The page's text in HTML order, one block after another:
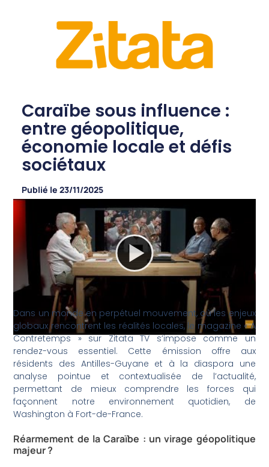
Caraïbe sous influence :
entre géopolitique,
économie locale et défis
sociétaux
Publié le 23/11/2025
Dans un monde en perpétuel mouvement, où les enjeux
globaux rencontrent les réalités locales, le magazine « A
Contretemps » sur Zitata TV s’impose comme un
rendez-vous essentiel. Cette émission offre aux
résidents des Antilles-Guyane et à la diaspora une
analyse pointue et contextualisée de l’actualité,
permettant de mieux comprendre les forces qui
façonnent notre environnement quotidien, de
Washington à Fort-de-France.
Réarmement de la Caraïbe : un virage géopolitique
majeur ?